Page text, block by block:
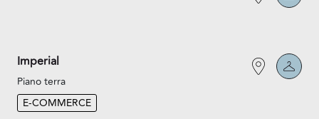
Imperial
Piano terra
E-COMMERCE